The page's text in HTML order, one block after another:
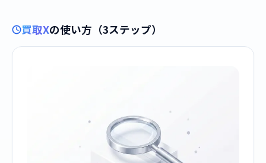
買取Xの使い方（3ステップ）